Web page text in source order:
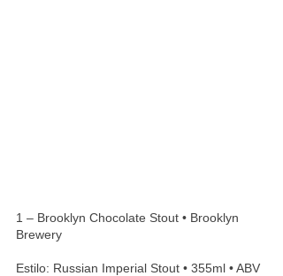
1 – Brooklyn Chocolate Stout • Brooklyn
Brewery
Estilo: Russian Imperial Stout • 355ml • ABV